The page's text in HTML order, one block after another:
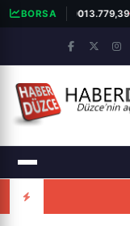
BORSABIST 10013.779,39